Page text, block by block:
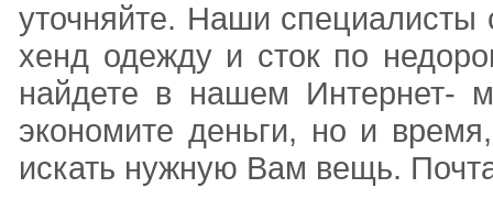
уточняйте. Наши специалисты
хенд одежду и сток по
найдете в нашем Интернет-
экономите деньги, но и
искать нужную Вам вещь.